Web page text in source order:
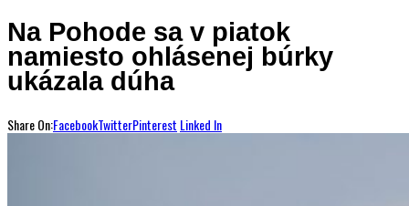
Na Pohode sa v piatok
namiesto ohlásenej búrky
ukázala dúha
Share On:FacebookTwitterPinterest Linked In